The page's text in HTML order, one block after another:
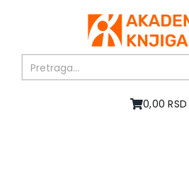
0,00 RSD